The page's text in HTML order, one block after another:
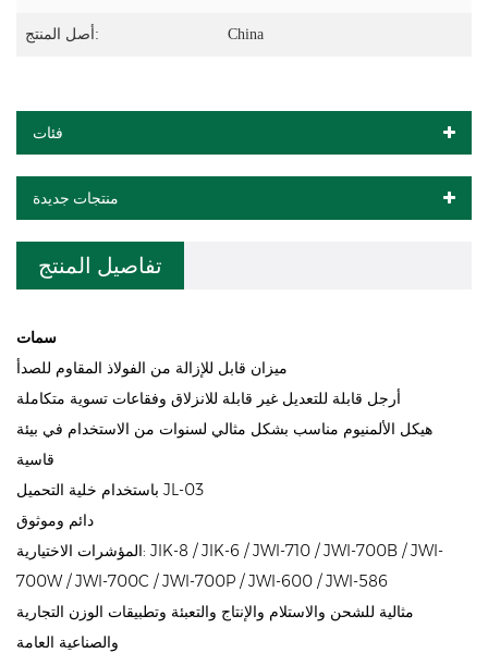
أصل المنتج: China
فئات
منتجات جديدة
تفاصيل المنتج
سمات
ميزان قابل للإزالة من الفولاذ المقاوم للصدأ
أرجل قابلة للتعديل غير قابلة للانزلاق وفقاعات تسوية متكاملة
هيكل الألمنيوم مناسب بشكل مثالي لسنوات من الاستخدام في بيئة
قاسية
باستخدام خلية التحميل JL-03
دائم وموثوق
المؤشرات الاختيارية: JIK-8 / JIK-6 / JWI-710 / JWI-700B / JWI-
700W / JWI-700C / JWI-700P / JWI-600 / JWI-586
مثالية للشحن والاستلام والإنتاج والتعبئة وتطبيقات الوزن التجارية
والصناعية العامة